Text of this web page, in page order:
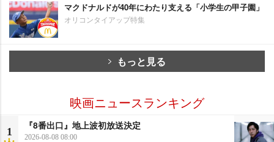
マクドナルドが40年にわたり支える「小学生の甲子園」
オリコンタイアップ特集
もっと見る
映画ニュースランキング
1
『8番出口』地上波初放送決定
2026-08-08 08:00